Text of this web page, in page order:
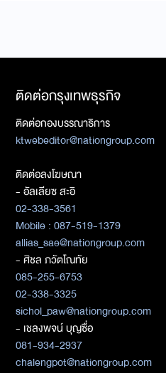
ติดต่อกรุงเทพธุรกิจ
ติดต่อกองบรรณาธิการ
ktwebeditor@nationgroup.com
ติดต่อลงโฆษณา
- อัลเลียซ สะอิ
02-338-3561
Mobile : 087-519-1379
allias_sae@nationgroup.com
- ศิชล ภวัตโณทัย
085-255-6753
02-338-3325
sichol_paw@nationgroup.com
- เชลงพจน์ บุญซื่อ
081-934-2937
chalengpot@nationgroup.com